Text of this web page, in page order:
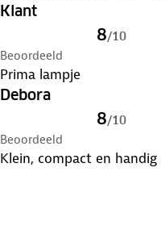
Klant
8/10
Beoordeeld
Prima lampje
Debora
8/10
Beoordeeld
Klein, compact en handig